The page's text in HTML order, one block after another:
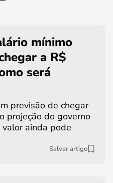
mínimo
a R$
será
previsão de chegar
projeção do governo
valor ainda pode
Salvar artigo